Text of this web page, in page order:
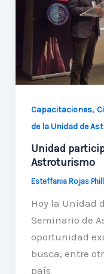
bienvenida
Astroingeniería
Capacitaciones,
de la Unidad de
Unidad
Astroturismo
Esteffania Rojas
Hoy la Unidad
Seminario de
oportunidad
busca, entre
país